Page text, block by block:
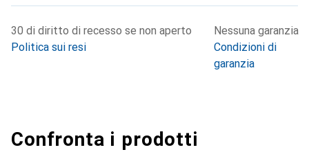
30 di diritto di recesso se non aperto
Politica sui resi
Nessuna garanzia
Condizioni di
garanzia
Confronta i prodotti